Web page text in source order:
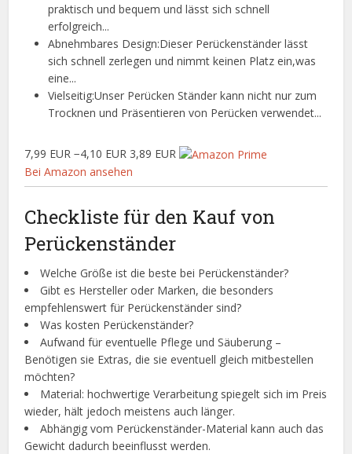
praktisch und bequem und lässt sich schnell
erfolgreich...
Abnehmbares Design:Dieser Perückenständer lässt
sich schnell zerlegen und nimmt keinen Platz ein,was
eine...
Vielseitig:Unser Perücken Ständer kann nicht nur zum
Trocknen und Präsentieren von Perücken verwendet...
7,99 EUR −4,10 EUR 3,89 EUR
Bei Amazon ansehen
Checkliste für den Kauf von
Perückenständer
Welche Größe ist die beste bei Perückenständer?
Gibt es Hersteller oder Marken, die besonders
empfehlenswert für Perückenständer sind?
Was kosten Perückenständer?
Aufwand für eventuelle Pflege und Säuberung –
Benötigen sie Extras, die sie eventuell gleich mitbestellen
möchten?
Material: hochwertige Verarbeitung spiegelt sich im Preis
wieder, hält jedoch meistens auch länger.
Abhängig vom Perückenständer-Material kann auch das
Gewicht dadurch beeinflusst werden.